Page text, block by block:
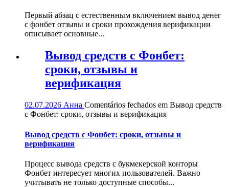
Первый абзац с естественным включением вывод денег
с фонбет отзывы и сроки прохождения верификации
описывает основные...
Вывод средств с Фонбет:
сроки, отзывы и
верификация
02.07.2026 Анна Comentários fechados em Вывод средств
с Фонбет: сроки, отзывы и верификация
Вывод средств с Фонбет: сроки, отзывы и
верификация
Процесс вывода средств с букмекерской конторы
Фонбет интересует многих пользователей. Важно
учитывать не только доступные способы...